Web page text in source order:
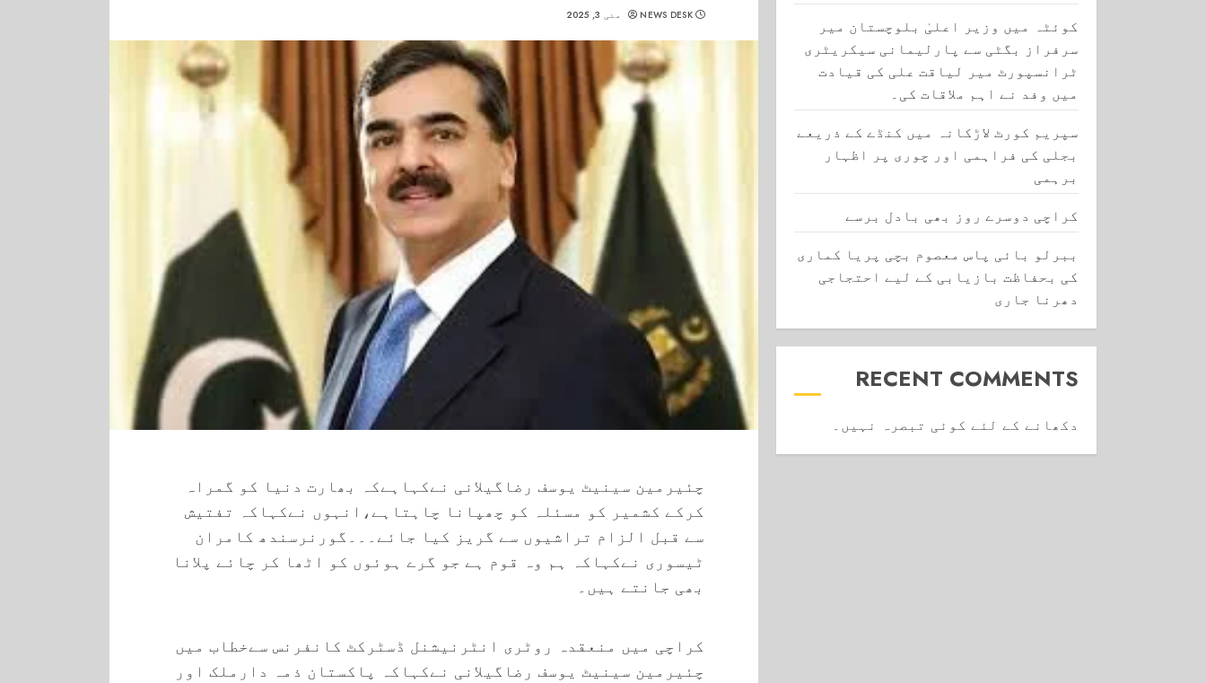
NEWS DESK مئی 3, 2025
چئیرمین سینیٹ یوسف رضاگیلانی نےکہاہےکہ بھارت دنیا کو گمراہ
کرکے کشمیر کو مسئلہ کو چھپانا چاہتاہے،انہوں نےکہاکہ تفتیش
سے قبل الزام تراشیوں سے گریز کیا جائے۔۔۔گورنرسندھ کامران
ٹیسوری نےکہاکہ ہم وہ قوم ہے جو گرے ہوئوں کو اٹھا کر چائے پلانا
بھی جانتے ہیں۔
کراچی میں منعقدہ روٹری انٹرنیشنل ڈسٹرکٹ کانفرنس سےخطاب میں
چئیرمین سینیٹ یوسف رضاگیلانی نےکہاکہ پاکستان ذمہ دارملک اور
کوئٹہ میں وزیر اعلیٰ بلوچستان میر
سرفراز بگٹی سے پارلیمانی سیکریٹری
ٹرانسپورٹ میر لیاقت علی کی قیادت
میں وفد نے اہم ملاقات کی۔
سپریم کورٹ لاڑکانہ میں کنڈے کے ذریعے
بجلی کی فراہمی اور چوری پر اظہار
برہمی
کراچی دوسرے روز بھی بادل برسے
ببرلو بائی پاس معصوم بچی پریا کماری
کی بحفاظت بازیابی کے لیے احتجاجی
دھرنا جاری
RECENT COMMENTS
دکھانے کے لئے کوئی تبصرہ نہیں۔